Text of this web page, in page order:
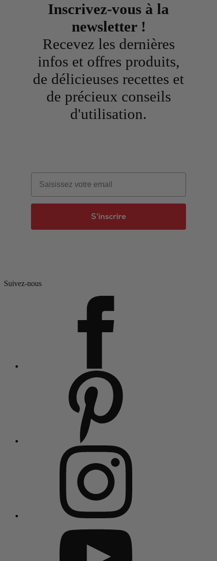
Inscrivez-vous à la
newsletter !
Recevez les dernières
infos et offres produits,
de délicieuses recettes et
de précieux conseils
d'utilisation.
Email
S'inscrire
Suivez-nous